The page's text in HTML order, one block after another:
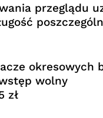
przeglądu
okresowych
wolny
zł